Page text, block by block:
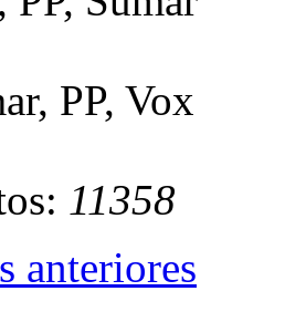
PP, Vox
11358
anteriores